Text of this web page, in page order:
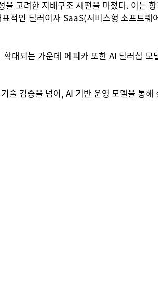
고려한 지배구조 재편을 마쳤다. 이는
적인 딜러이자 SaaS(서비스형 소프트
대되는 가운데 에피카 또한 AI 딜러십
술 검증을 넘어, AI 기반 운영 모델을 통